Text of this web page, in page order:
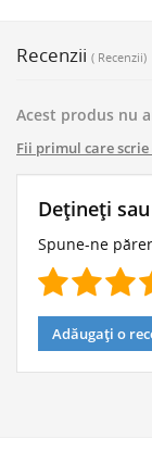
Recenzii ( Recenzii)
Acest produs nu
Fii primul care scrie
Dețineți
Spune-ne
Adăugați o